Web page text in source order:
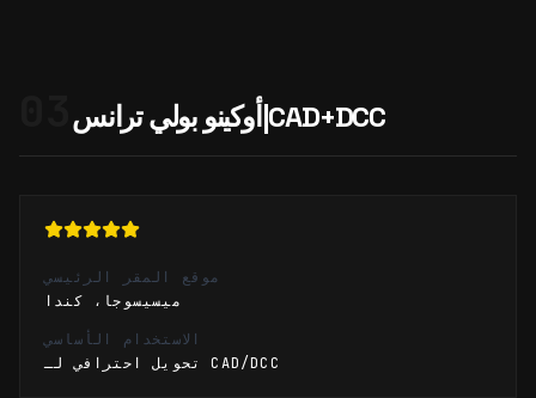
أوكينو بولي ترانس|CAD+DCC
موقع المقر الرئيسي
ميسيسوجا، كندا
الاستخدام الأساسي
تحويل احترافي لـ CAD/DCC